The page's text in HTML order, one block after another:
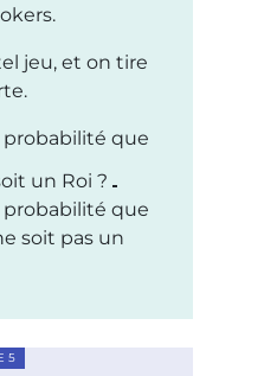
jeu, et on tire
probabilité que
un Roi ?
probabilité que
soit pas un